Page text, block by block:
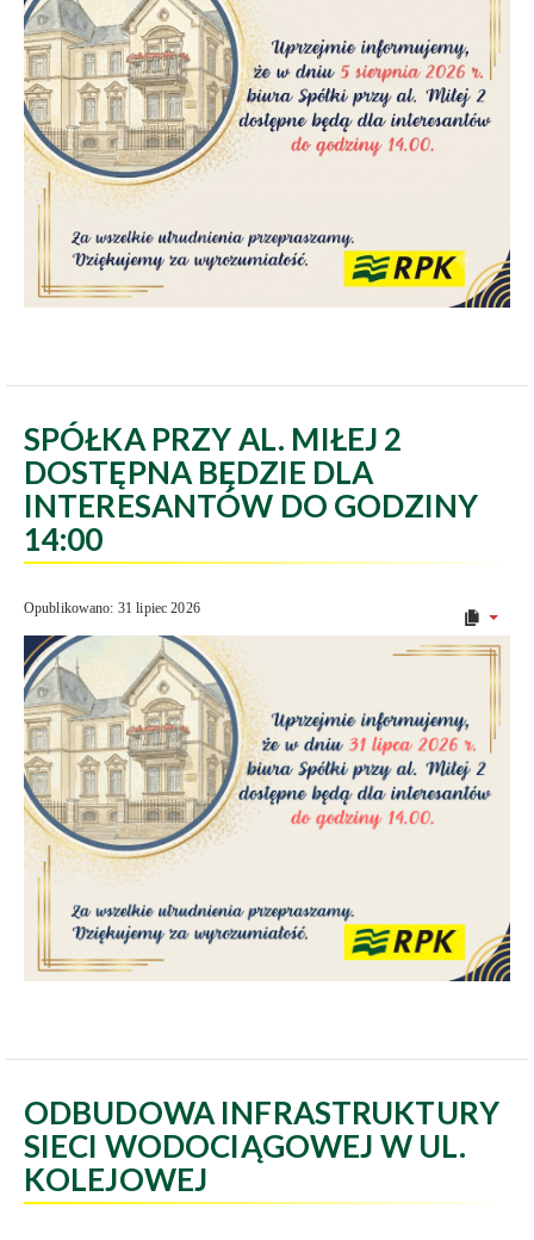
SPÓŁKA PRZY AL. MIŁEJ 2
DOSTĘPNA BĘDZIE DLA
INTERESANTÓW DO GODZINY
14:00
Opublikowano: 31 lipiec 2026
ODBUDOWA INFRASTRUKTURY
SIECI WODOCIĄGOWEJ W UL.
KOLEJOWEJ